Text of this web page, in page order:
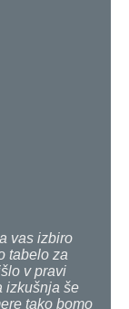
vas izbiro
tabelo za
v pravi
izkušnja še
tako bomo